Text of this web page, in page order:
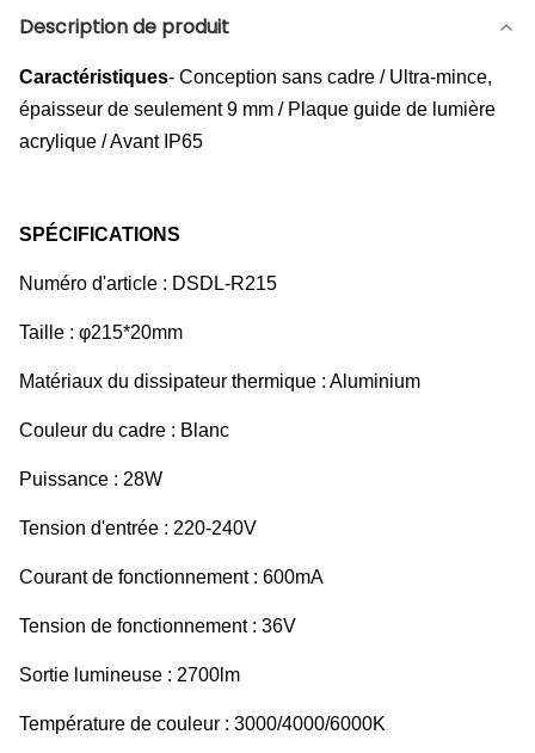
Description de produit
Caractéristiques- Conception sans cadre / Ultra-mince,
épaisseur de seulement 9 mm / Plaque guide de lumière
acrylique / Avant IP65
SPÉCIFICATIONS
Numéro d'article : DSDL-R215
Taille : φ215*20mm
Matériaux du dissipateur thermique : Aluminium
Couleur du cadre : Blanc
Puissance : 28W
Tension d'entrée : 220-240V
Courant de fonctionnement : 600mA
Tension de fonctionnement : 36V
Sortie lumineuse : 2700lm
Température de couleur : 3000/4000/6000K